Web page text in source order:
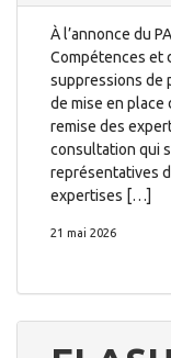
À l’annonce du
Compétences et
suppressions de
de mise en place
remise des
consultation qui
représentatives
expertises […]
21 mai 2026